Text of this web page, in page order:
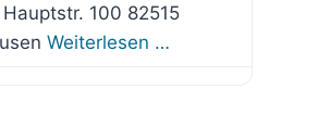
100 82515
Weiterlesen …